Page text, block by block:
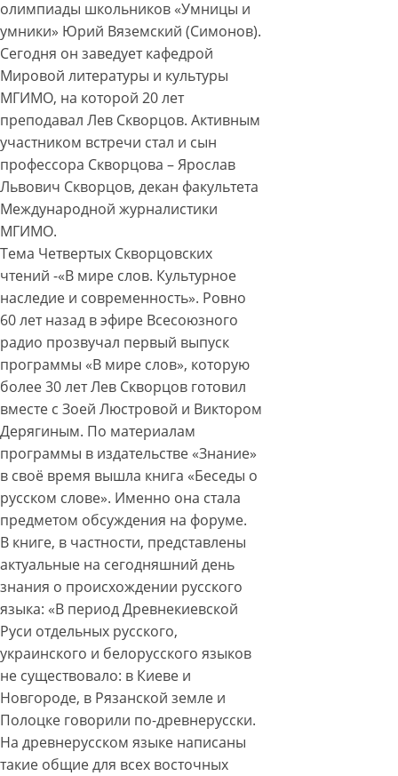
олимпиады школьников «Умницы и
умники» Юрий Вяземский (Симонов).
Сегодня он заведует кафедрой
Мировой литературы и культуры
МГИМО, на которой 20 лет
преподавал Лев Скворцов. Активным
участником встречи стал и сын
профессора Скворцова – Ярослав
Львович Скворцов, декан факультета
Международной журналистики
МГИМО.
Тема Четвертых Скворцовских
чтений -«В мире слов. Культурное
наследие и современность». Ровно
60 лет назад в эфире Всесоюзного
радио прозвучал первый выпуск
программы «В мире слов», которую
более 30 лет Лев Скворцов готовил
вместе с Зоей Люстровой и Виктором
Дерягиным. По материалам
программы в издательстве «Знание»
в своё время вышла книга «Беседы о
русском слове». Именно она стала
предметом обсуждения на форуме.
В книге, в частности, представлены
актуальные на сегодняшний день
знания о происхождении русского
языка: «В период Древнекиевской
Руси отдельных русского,
украинского и белорусского языков
не существовало: в Киеве и
Новгороде, в Рязанской земле и
Полоцке говорили по-древнерусски.
На древнерусском языке написаны
такие общие для всех восточных